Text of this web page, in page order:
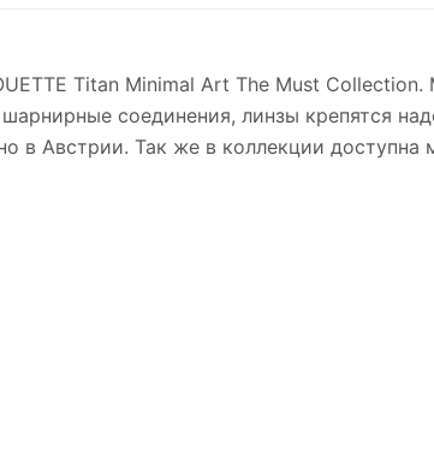
Titan Minimal Art The Must
соединения, линзы крепятся
в Австрии. Так же в коллекции доступна